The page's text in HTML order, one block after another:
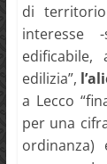
di
interesse
edilizia”,
a Lecco
per una